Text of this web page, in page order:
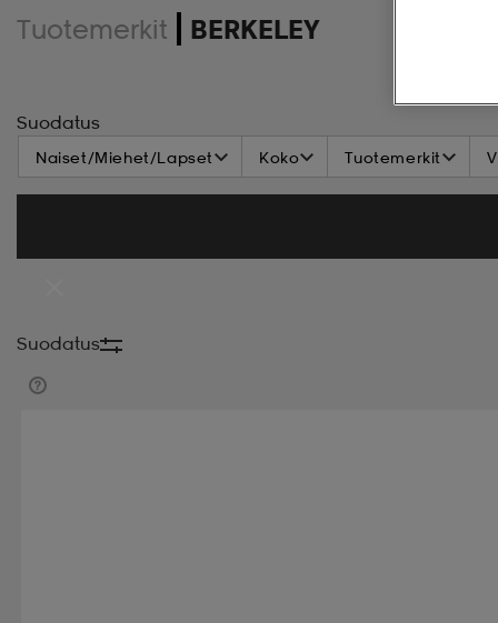
Tuotemerkit BERKELEY
Suodatus
Naiset/Miehet/Lapset Koko Tuotemerkit
Suodatus